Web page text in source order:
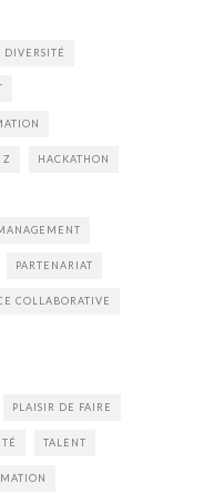
DIVERSITÉ
Z HACKATHON
PARTENARIAT
COLLABORATIVE
PLAISIR DE FAIRE
TALENT